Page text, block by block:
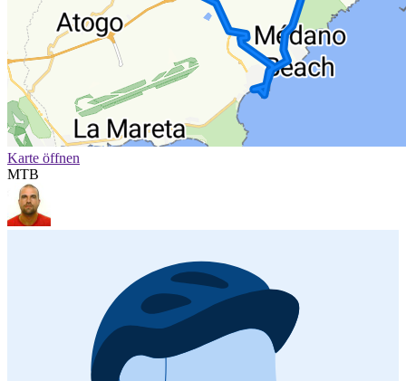
Karte öffnen
MTB